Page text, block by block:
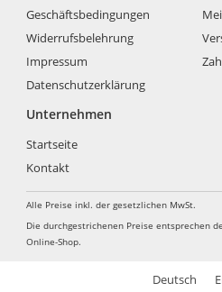
Geschäftsbedingungen
Widerrufsbelehrung
Impressum
Datenschutzerklärung
Unternehmen
Startseite
Kontakt
Alle Preise inkl. der gesetzlichen MwSt.
Die durchgestrichenen Preise entsprechen
Online-Shop.
Deutsch